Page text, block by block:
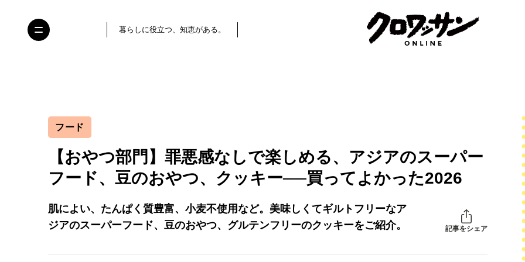
暮らしに役立つ、知恵がある。
フード
【おやつ部門】罪悪感なしで楽しめる、アジアのスーパー
フード、豆のおやつ、クッキー──買ってよかった2026
肌によい、たんぱく質豊富、小麦不使用など。美味しくてギルトフリーなア
ジアのスーパーフード、豆のおやつ、グルテンフリーのクッキーをご紹介。
記事をシェア